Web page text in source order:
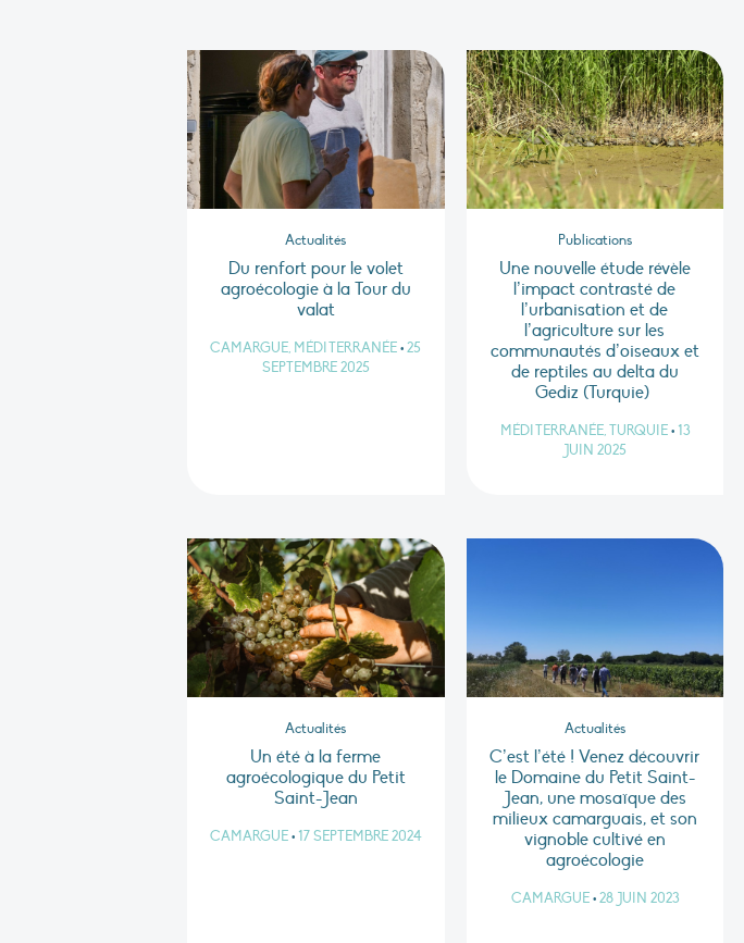
Actualités
Du renfort pour le volet
agroécologie à la Tour du
valat
CAMARGUE, MÉDITERRANÉE • 25
SEPTEMBRE 2025
Publications
Une nouvelle étude révèle
l’impact contrasté de
l’urbanisation et de
l’agriculture sur les
communautés d’oiseaux et
de reptiles au delta du
Gediz (Turquie)
MÉDITERRANÉE, TURQUIE•13
JUIN 2025
Actualités
Un été à la ferme
agroécologique du Petit
Saint-Jean
CAMARGUE•17 SEPTEMBRE 2024
Actualités
C’est l’été ! Venez découvrir
le Domaine du Petit Saint-
Jean, une mosaïque des
milieux camarguais, et son
vignoble cultivé en
agroécologie
CAMARGUE•28 JUIN 2023